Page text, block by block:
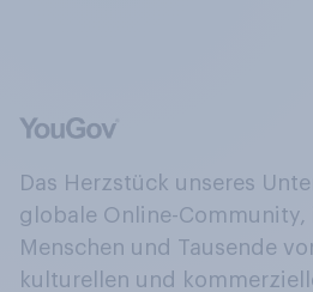
Das Herzstück unseres
globale Online-
Menschen und Tausende
kulturellen und